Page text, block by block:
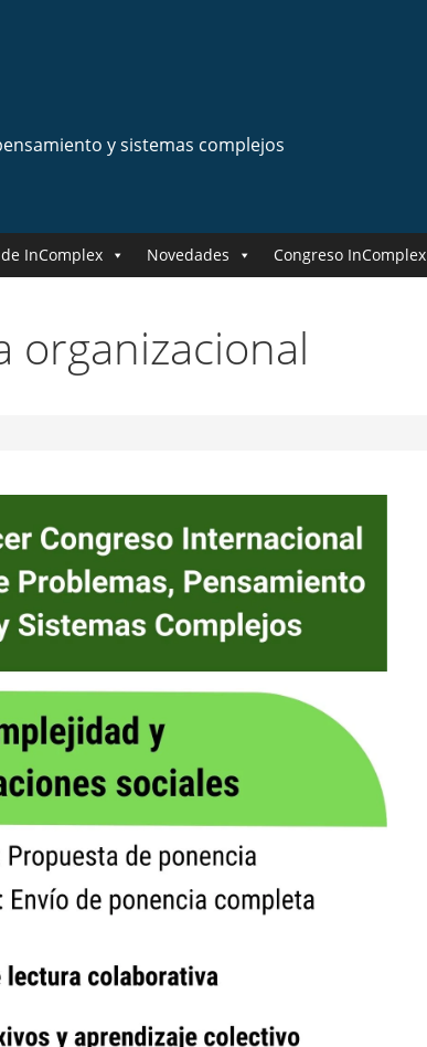
y sistemas complejos
InComplex Novedades Congreso InComplex
organizacional